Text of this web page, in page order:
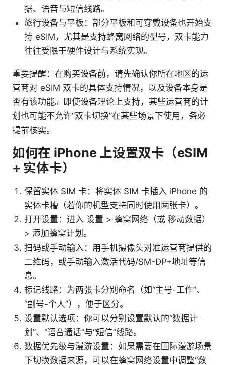
据、语音与短信线路。
旅行设备与平板：部分平板和可穿戴设备也开始支
持 eSIM，尤其是支持蜂窝网络的型号，双卡能力
往往受限于硬件设计与系统实现。
重要提醒：在购买设备前，请先确认你所在地区的运
营商对 eSIM 双卡的具体支持情况，以及设备本身是
否有该功能。即使设备理论上支持，某些运营商的计
划也可能不允许“双卡切换”在某些场景下使用，务必
提前核实。
如何在 iPhone 上设置双卡（eSIM
+ 实体卡）
保留实体 SIM 卡：将实体 SIM 卡插入 iPhone 的
实体卡槽（若你的机型支持同时使用两张卡）。
打开设置：进入 设置 > 蜂窝网络（或 移动数据）
> 添加蜂窝计划。
扫码或手动输入：用手机摄像头对准运营商提供的
二维码，或手动输入激活代码/SM-DP+地址等信
息。
标记线路：为两张卡分别命名（如“主号-工作”、
“副号-个人”），便于区分。
设置默认选项：你可以分别设置默认的“数据计
划”、“语音通话”与“短信”线路。
数据优先级与漫游设置：如果需要在国际漫游场景
下切换数据来源，可以在蜂窝网络设置中调整“数